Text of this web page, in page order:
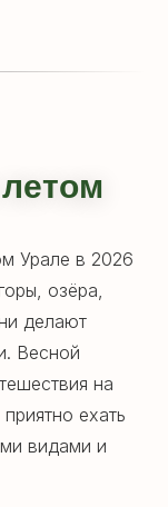
летом
Урале в 2026
озёра,
делают
Весной
на
ехать
видами и